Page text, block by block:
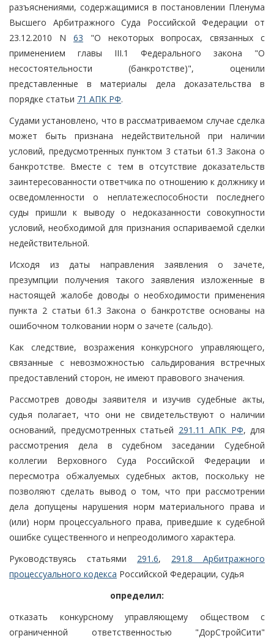
разъяснениями, содержащимися в постановлении Пленума
Высшего Арбитражного Суда Российской Федерации от
23.12.2010 N 63 "О некоторых вопросах, связанных с
применением главы III.1 Федерального закона "О
несостоятельности (банкротстве)", оценили
представленные в материалы дела доказательства в
порядке статьи 71 АПК РФ.
Судами установлено, что в рассматриваемом случае сделка
может быть признана недействительной при наличии
условий, предусмотренных пунктом 3 статьи 61.3 Закона о
банкротстве. Вместе с тем в отсутствие доказательств
заинтересованности ответчика по отношению к должнику и
осведомленности о неплатежеспособности последнего
суды пришли к выводу о недоказанности совокупности
условий, необходимой для признания оспариваемой сделки
недействительной.
Исходя из даты направления заявления о зачете,
презумпции получения такого заявления изложенные в
настоящей жалобе доводы о необходимости применения
пункта 2 статьи 61.3 Закона о банкротстве основаны на
ошибочном толковании норм о зачете (сальдо).
Как следствие, возражения конкурсного управляющего,
связанные с невозможностью сальдирования встречных
предоставлений сторон, не имеют правового значения.
Рассмотрев доводы заявителя и изучив судебные акты,
судья полагает, что они не свидетельствуют о наличии
оснований, предусмотренных статьей 291.11 АПК РФ, для
рассмотрения дела в судебном заседании Судебной
коллегии Верховного Суда Российской Федерации и
пересмотра обжалуемых судебных актов, поскольку не
позволяют сделать вывод о том, что при рассмотрении
дела допущены нарушения норм материального права и
(или) норм процессуального права, приведшие к судебной
ошибке существенного и непреодолимого характера.
Руководствуясь статьями 291.6, 291.8 Арбитражного
процессуального кодекса Российской Федерации, судья
определил:
отказать конкурсному управляющему обществом с
ограниченной ответственностью "ДорСтройСити"